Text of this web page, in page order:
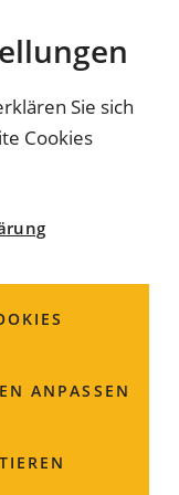
Sie sich
Cookies
ANPASSEN